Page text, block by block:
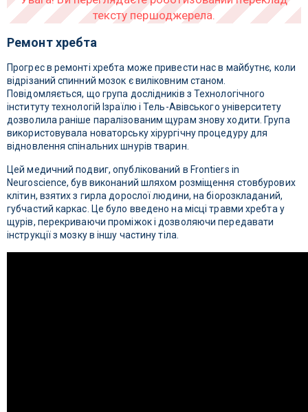
Ремонт хребта
Прогрес в ремонті хребта може привести нас в майбутнє, коли
відрізаний спинний мозок є виліковним станом.
Повідомляється, що група дослідників з Технологічного
інституту технологій Ізраїлю і Тель-Авівського університету
дозволила раніше паралізованим щурам знову ходити. Група
використовувала новаторську хірургічну процедуру для
відновлення спінальних шнурів тварин.
Цей медичний подвиг, опублікований в Frontiers in
Neuroscience, був виконаний шляхом розміщення стовбурових
клітин, взятих з гирла дорослої людини, на біорозкладаний,
губчастий каркас. Це було введено на місці травми хребта у
щурів, перекриваючи проміжок і дозволяючи передавати
інструкції з мозку в іншу частину тіла.